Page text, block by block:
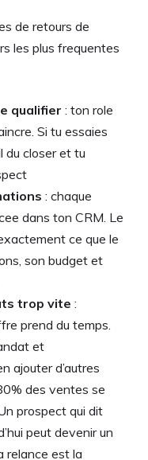
de retours de
les plus frequentes
qualifier : ton role
Si tu essaies
du closer et tu
: chaque
dans ton CRM. Le
ce que le
son budget et
trop vite :
prend du temps.
et
ajouter d’autres
des ventes se
prospect qui dit
peut devenir un
relance est la